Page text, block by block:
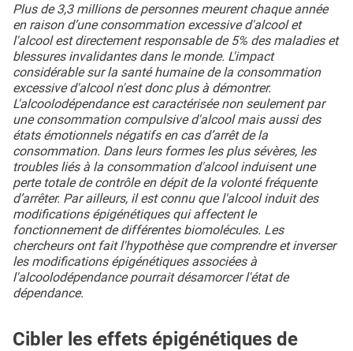
Plus de 3,3 millions de personnes meurent chaque année
en raison d’une consommation excessive d'alcool et
l'alcool est directement responsable de 5% des maladies et
blessures invalidantes dans le monde. L'impact
considérable sur la santé humaine de la consommation
excessive d'alcool n'est donc plus à démontrer.
L'alcoolodépendance est caractérisée non seulement par
une consommation compulsive d'alcool mais aussi des
états émotionnels négatifs en cas d’arrêt de la
consommation. Dans leurs formes les plus sévères, les
troubles liés à la consommation d'alcool induisent une
perte totale de contrôle en dépit de la volonté fréquente
d’arrêter. Par ailleurs, il est connu que l'alcool induit des
modifications épigénétiques qui affectent le
fonctionnement de différentes biomolécules. Les
chercheurs ont fait l'hypothèse que comprendre et inverser
les modifications épigénétiques associées à
l'alcoolodépendance pourrait désamorcer l'état de
dépendance.
Cibler les effets épigénétiques de